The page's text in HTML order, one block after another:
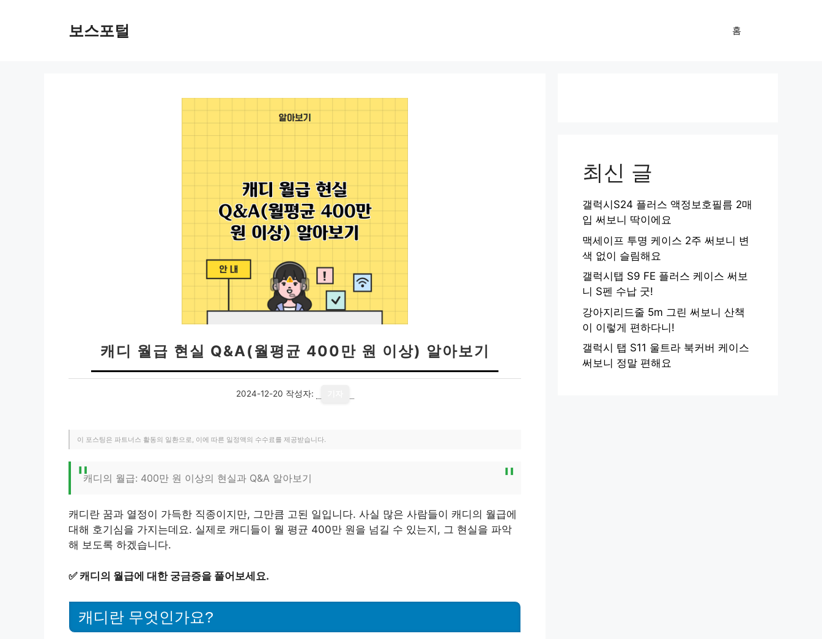
보스포털 홈
캐디 월급 현실 Q&A(월평균 400만 원 이상) 알아보기
2024-12-20 작성자:
이 포스팅은 파트너스 활동의 일환으로, 이에 따른 일정액의 수수료를 제공받습니다.
캐디의 월급: 400만 원 이상의 현실과 Q&A 알아보기
캐디란 꿈과 열정이 가득한 직종이지만, 그만큼 고된 일입니다. 사실 많은 사람들이 캐디의 월급에
대해 호기심을 가지는데요. 실제로 캐디들이 월 평균 400만 원을 넘길 수 있는지, 그 현실을 파악
해 보도록 하겠습니다.
✅캐디의 월급에 대한 궁금증을 풀어보세요.
캐디란 무엇인가요?
최신 글
갤럭시S24 플러스 액정보호필름 2매
입 써보니 딱이에요
맥세이프 투명 케이스 2주 써보니 변
색 없이 슬림해요
갤럭시탭 S9 FE 플러스 케이스 써보
니 S펜 수납 굿!
강아지리드줄 5m 그린 써보니 산책
이 이렇게 편하다니!
갤럭시 탭 S11 울트라 북커버 케이스
써보니 정말 편해요